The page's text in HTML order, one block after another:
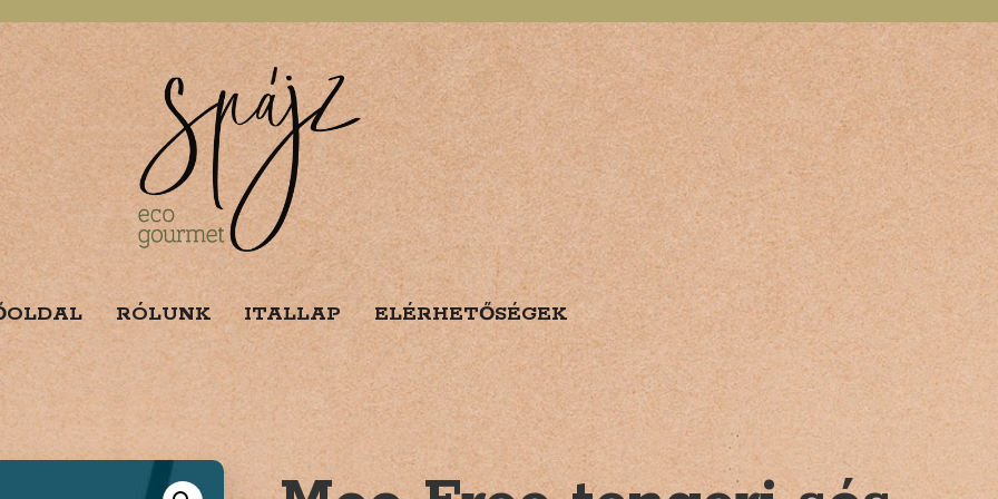
RÓLUNK ITALLAP ELÉRHETŐSÉGEK